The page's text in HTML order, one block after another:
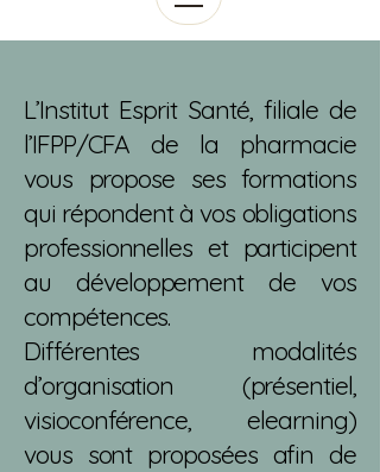
L’Institut Esprit Santé, filiale de
l’IFPP/CFA de la pharmacie
vous propose ses formations
qui répondent à vos obligations
professionnelles et participent
au développement de vos
compétences.
Différentes modalités
d’organisation (présentiel,
visioconférence, elearning)
vous sont proposées afin de